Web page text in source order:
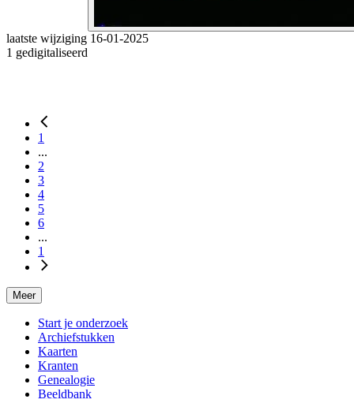
kleuterschool
Palmpasen
schoolreis
Sleen
laatste wijziging 16-01-2025
1 gedigitaliseerd
1
...
2
3
4
5
6
...
1
Meer
Start je onderzoek
Archiefstukken
Kaarten
Kranten
Genealogie
Beeldbank